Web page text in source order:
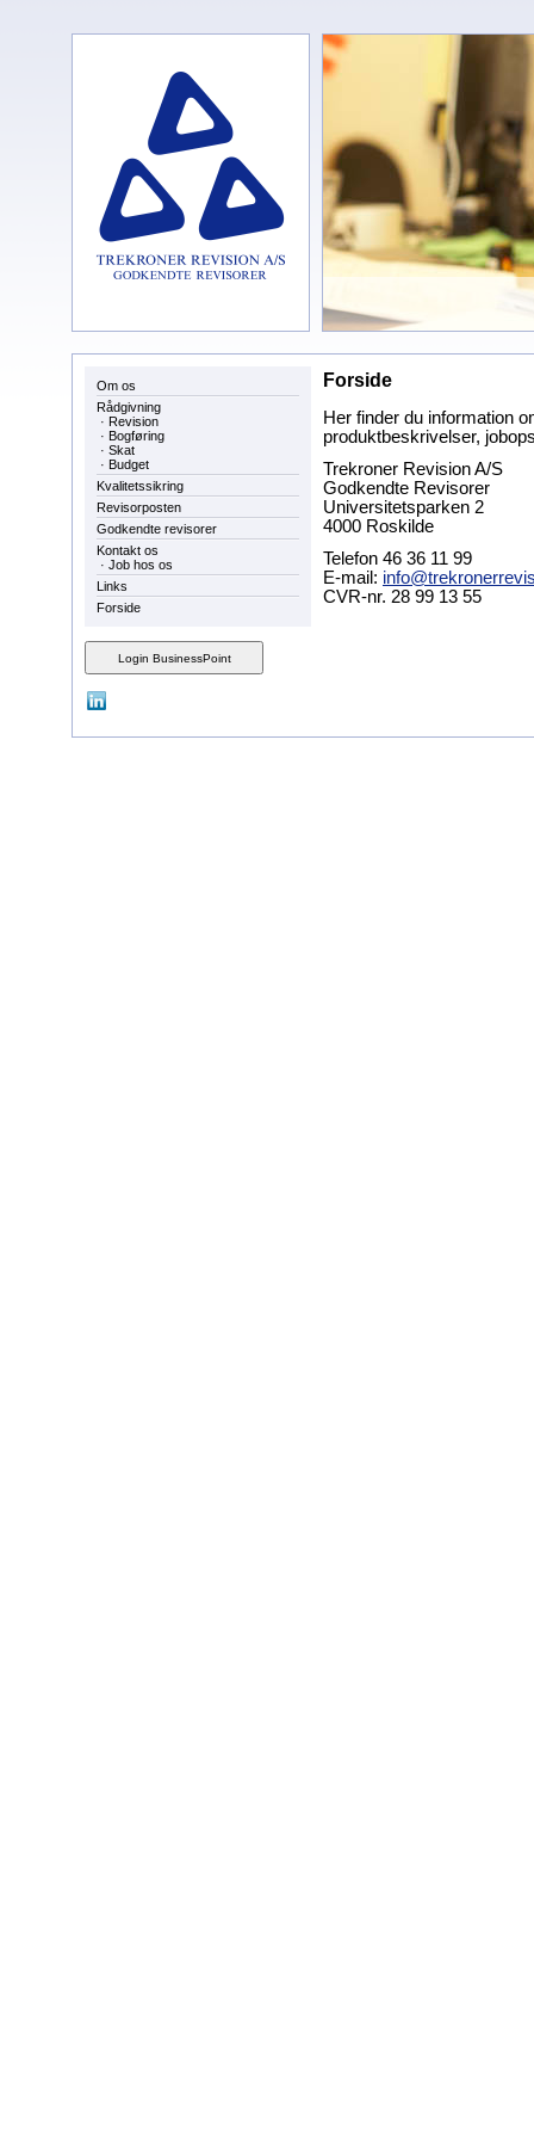
Om os
Rådgivning
· Revision
· Bogføring
· Skat
· Budget
Kvalitetssikring
Revisorposten
Godkendte revisorer
Kontakt os
· Job hos os
Links
Forside
Forside
Her finder du information
produktbeskrivelser,
Trekroner Revision A/S
Godkendte Revisorer
Universitetsparken 2
4000 Roskilde
Telefon 46 36 11 99
E-mail:
CVR-nr. 28 99 13 55